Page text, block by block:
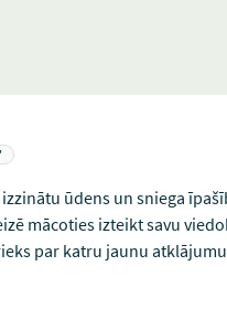
ūdens un sniega
mācoties izteikt savu
par katru jaunu